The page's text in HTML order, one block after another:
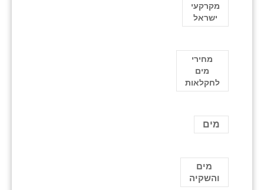
מקרקעי
ישראל
מחירי
מים
לחקלאות
מים
מים
והשקיה